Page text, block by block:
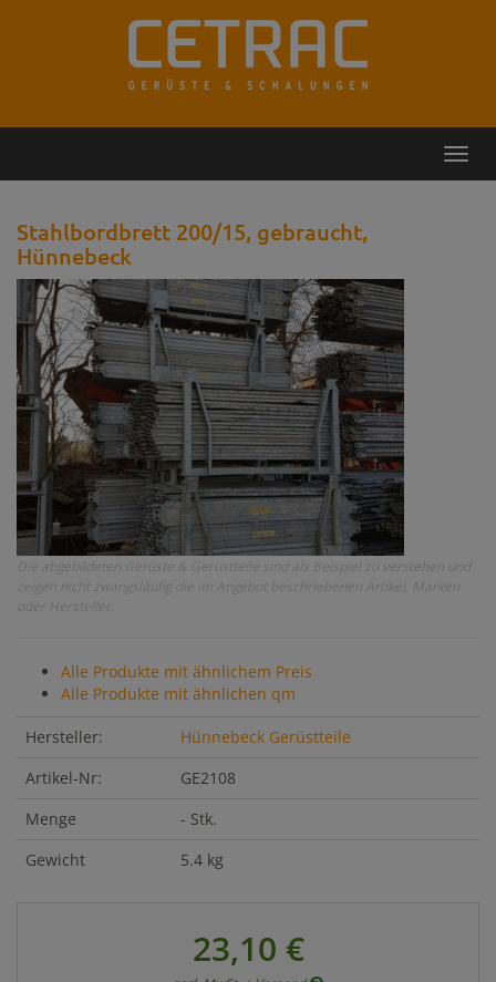
Stahlbordbrett 200/15, gebraucht,
Hünnebeck
Die abgebildeten Gerüste & Gerüstteile sind als Beispiel zu verstehen und
zeigen nicht zwangsläufig die im Angebot beschriebenen Artikel, Marken
oder Hersteller.
Alle Produkte mit ähnlichem Preis
Alle Produkte mit ähnlichen qm
Hersteller:
Hünnebeck Gerüstteile
Artikel-Nr:
GE2108
Menge
- Stk.
Gewicht
5.4 kg
23,10 €